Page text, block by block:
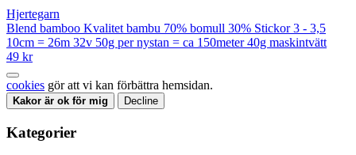
Hjertegarn
Blend bamboo Kvalitet bambu 70% bomull 30% Stickor 3 - 3,5
10cm = 26m 32v 50g per nystan = ca 150meter 40g maskintvätt
49 kr
cookies gör att vi kan förbättra hemsidan.
Kakor är ok för mig Decline
Kategorier